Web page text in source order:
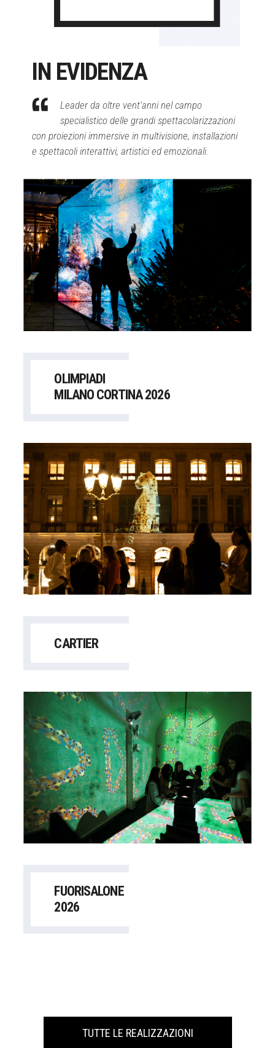
IN EVIDENZA
Leader da oltre vent’anni nel campo
specialistico delle grandi spettacolarizzazioni
con proiezioni immersive in multivisione, installazioni
e spettacoli interattivi, artistici ed emozionali.
OLIMPIADI
MILANO CORTINA 2026
CARTIER
FUORISALONE
2026
TUTTE LE REALIZZAZIONI